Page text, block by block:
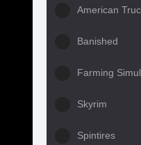
American
Banished
Farming
Skyrim
Spintires